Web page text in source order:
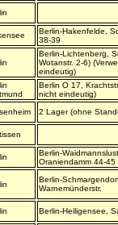
Berlin-Hakenfelde,
38-39
Berlin-Lichtenberg,
Wotanstr. 2-6)
eindeutig)
Berlin O 17,
nicht eindeutig)
2 Lager (ohne
Berlin-
Oraniendamm 44-45
Berlin-
Warnemünderstr.
Berlin-Heiligensee,